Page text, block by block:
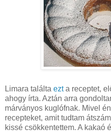
Limara találta ezta receptet,
ahogy írta. Aztán arra
márványos kuglófnak. Mivel
recepteket, amit tudtam
kissé csökkentettem. A kakaó